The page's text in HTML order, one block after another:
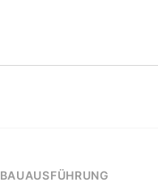
BAUAUSFÜHRUNG